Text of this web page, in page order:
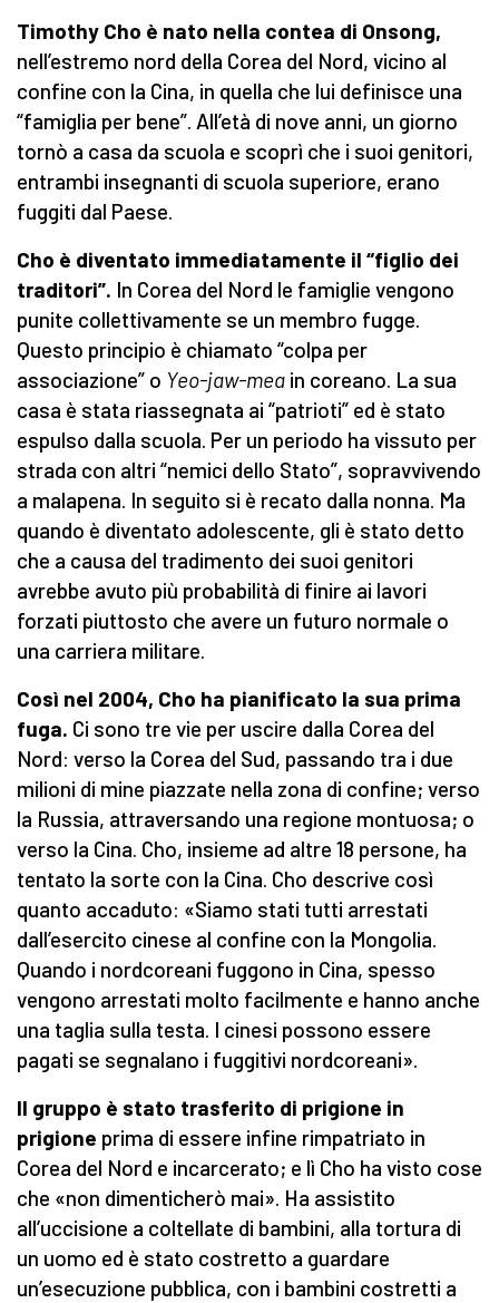
Timothy Cho è nato nella contea di Onsong,
nell’estremo nord della Corea del Nord, vicino al
confine con la Cina, in quella che lui definisce una
“famiglia per bene”. All’età di nove anni, un giorno
tornò a casa da scuola e scoprì che i suoi genitori,
entrambi insegnanti di scuola superiore, erano
fuggiti dal Paese.
Cho è diventato immediatamente il “figlio dei
traditori”. In Corea del Nord le famiglie vengono
punite collettivamente se un membro fugge.
Questo principio è chiamato “colpa per
associazione” o Yeo-jaw-mea in coreano. La sua
casa è stata riassegnata ai “patrioti” ed è stato
espulso dalla scuola. Per un periodo ha vissuto per
strada con altri “nemici dello Stato”, sopravvivendo
a malapena. In seguito si è recato dalla nonna. Ma
quando è diventato adolescente, gli è stato detto
che a causa del tradimento dei suoi genitori
avrebbe avuto più probabilità di finire ai lavori
forzati piuttosto che avere un futuro normale o
una carriera militare.
Così nel 2004, Cho ha pianificato la sua prima
fuga. Ci sono tre vie per uscire dalla Corea del
Nord: verso la Corea del Sud, passando tra i due
milioni di mine piazzate nella zona di confine; verso
la Russia, attraversando una regione montuosa; o
verso la Cina. Cho, insieme ad altre 18 persone, ha
tentato la sorte con la Cina. Cho descrive così
quanto accaduto: «Siamo stati tutti arrestati
dall’esercito cinese al confine con la Mongolia.
Quando i nordcoreani fuggono in Cina, spesso
vengono arrestati molto facilmente e hanno anche
una taglia sulla testa. I cinesi possono essere
pagati se segnalano i fuggitivi nordcoreani».
Il gruppo è stato trasferito di prigione in
prigione prima di essere infine rimpatriato in
Corea del Nord e incarcerato; e lì Cho ha visto cose
che «non dimenticherò mai». Ha assistito
all’uccisione a coltellate di bambini, alla tortura di
un uomo ed è stato costretto a guardare
un’esecuzione pubblica, con i bambini costretti a